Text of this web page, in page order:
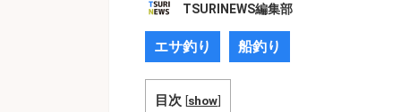
TSURINEWS編集部
エサ釣り 船釣り
目次 [show]